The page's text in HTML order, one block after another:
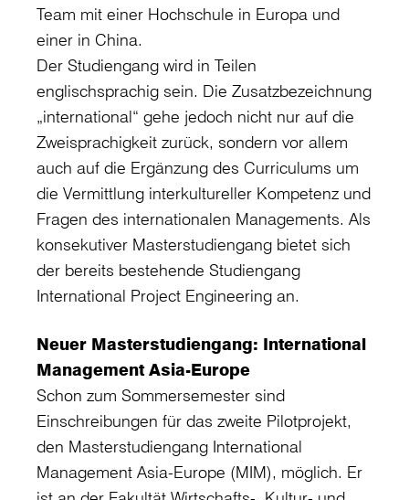
Team mit einer Hochschule in Europa und
einer in China.
Der Studiengang wird in Teilen
englischsprachig sein. Die Zusatzbezeichnung
„international“ gehe jedoch nicht nur auf die
Zweisprachigkeit zurück, sondern vor allem
auch auf die Ergänzung des Curriculums um
die Vermittlung interkultureller Kompetenz und
Fragen des internationalen Managements. Als
konsekutiver Masterstudiengang bietet sich
der bereits bestehende Studiengang
International Project Engineering an.
Neuer Masterstudiengang: International
Management Asia-Europe
Schon zum Sommersemester sind
Einschreibungen für das zweite Pilotprojekt,
den Masterstudiengang International
Management Asia-Europe (MIM), möglich. Er